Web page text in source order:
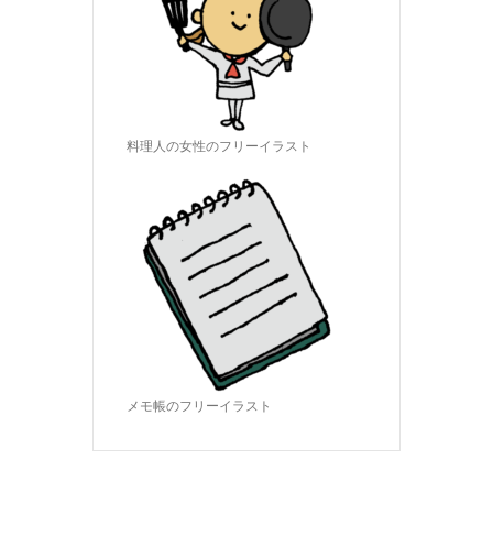
料理人の女性のフリーイラスト
メモ帳のフリーイラスト